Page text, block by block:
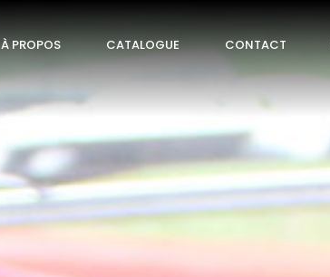
À PROPOS CATALOGUE CONTACT